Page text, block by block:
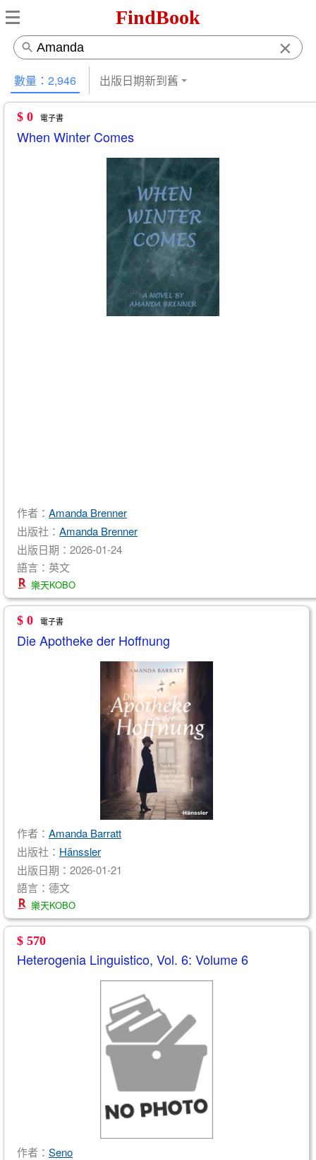
FindBook
×
數量：2,946 出版日期新到舊
$ 0 電子書
When Winter Comes
作者： Amanda Brenner
出版社： ​Amanda Brenner
出版日期：2026-01-24
語言：英文
樂天KOBO
$ 0 電子書
Die Apotheke der Hoffnung
作者： Amanda Barratt
出版社： Hänssler
出版日期：2026-01-21
語言：德文
樂天KOBO
$ 570
Heterogenia Linguistico, Vol. 6: Volume 6
作者： Seno